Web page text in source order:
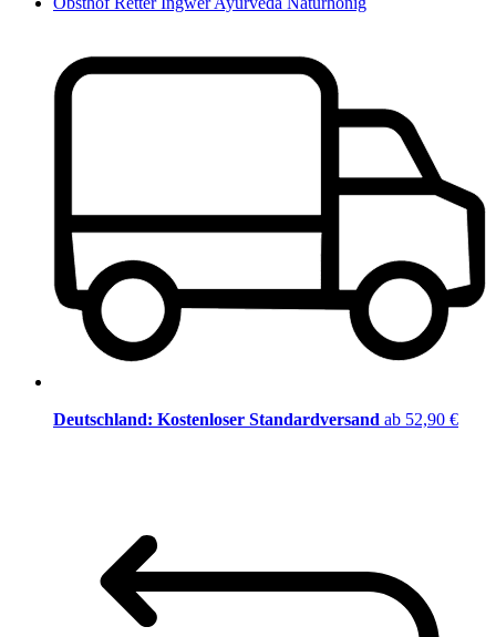
Deutschland: Kostenloser Standardversand ab 52,90 €